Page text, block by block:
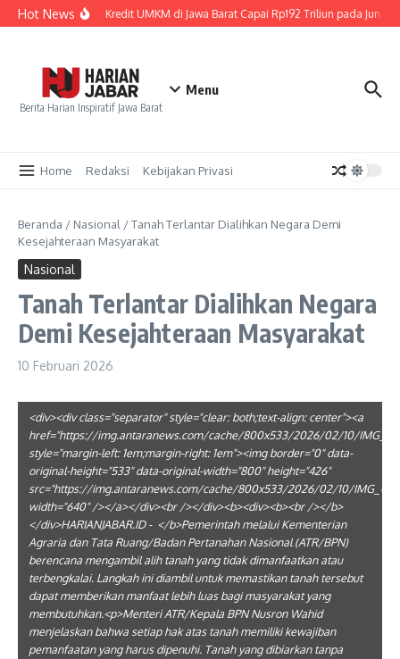
Lewati ke konten
Hot NewsPenyaluran Kredit UMKM di Jawa Barat Capai Rp192 Triliun pada Juni
Berita Harian Inspiratif Jawa Barat
Menu
Home Redaksi Kebijakan Privasi
Beranda / Nasional /Tanah Terlantar Dialihkan Negara Demi
Kesejahteraan Masyarakat
Nasional
Tanah Terlantar Dialihkan Negara
Demi Kesejahteraan Masyarakat
10 Februari 2026
<div><div class="separator" style="clear: both;text-align: center"><a
href="https://img.antaranews.com/cache/800x533/2026/02/10/
style="margin-left: 1em;margin-right: 1em"><img border="0" data-
original-height="533" data-original-width="800" height="426"
src="https://img.antaranews.com/cache/800x533/2026/02/10/
width="640" /></a></div><br /></div><b><div><b><br /></b>
</div>HARIANJABAR.ID - </b>Pemerintah melalui Kementerian
Agraria dan Tata Ruang/Badan Pertanahan Nasional (ATR/BPN)
berencana mengambil alih tanah yang tidak dimanfaatkan atau
terbengkalai. Langkah ini diambil untuk memastikan tanah tersebut
dapat memberikan manfaat lebih luas bagi masyarakat yang
membutuhkan.<p>Menteri ATR/Kepala BPN Nusron Wahid
menjelaskan bahwa setiap hak atas tanah memiliki kewajiban
pemanfaatan yang harus dipenuhi. Tanah yang dibiarkan tanpa